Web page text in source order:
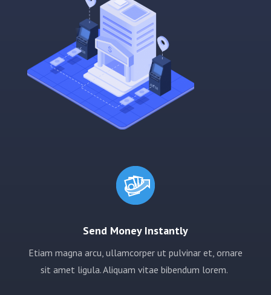
Send Money Instantly
Etiam magna arcu, ullamcorper ut pulvinar et, ornare
sit amet ligula. Aliquam vitae bibendum lorem.